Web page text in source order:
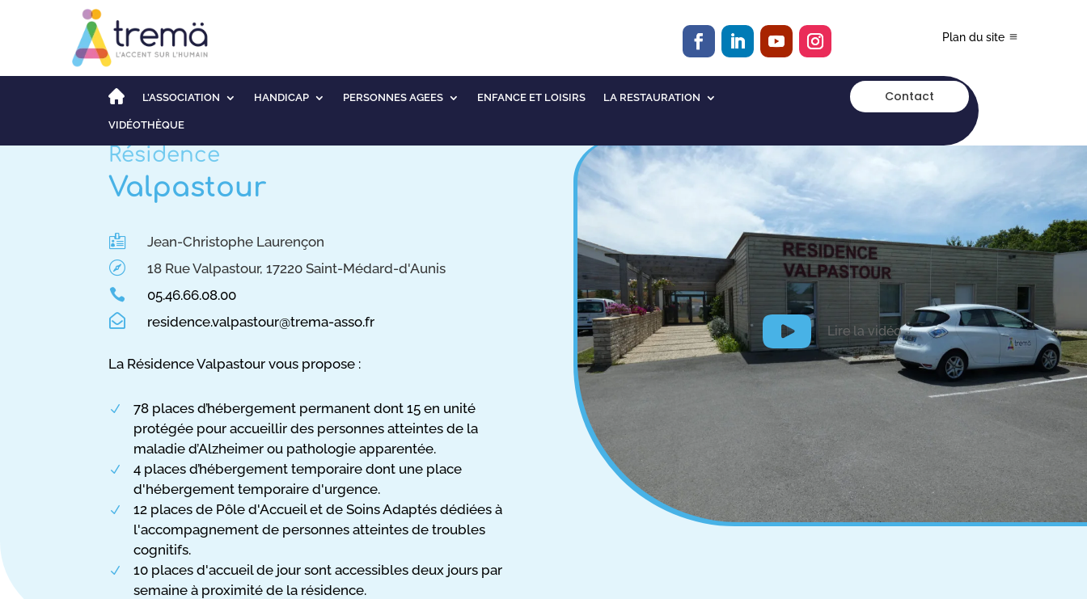
Plan du site
L’ASSOCIATION HANDICAP PERSONNES AGEES ENFANCE ET LOISIRS LA RESTAURATION
VIDÉOTHÈQUE
Contact
Résidence
Valpastour

Jean-Christophe Laurençon

18 Rue Valpastour, 17220 Saint-Médard-d'Aunis

05.46.66.08.00
 residence.valpastour@trema-asso.fr
La Résidence Valpastour vous propose :
N
78 places d’hébergement permanent dont 15 en unité
protégée pour accueillir des personnes atteintes de la
maladie d’Alzheimer ou pathologie apparentée.
N
4 places d’hébergement temporaire dont une place
d'hébergement temporaire d'urgence.
N
12 places de Pôle d'Accueil et de Soins Adaptés dédiées à
l'accompagnement de personnes atteintes de troubles
cognitifs.
N
10 places d'accueil de jour sont accessibles deux jours par
semaine à proximité de la résidence.
Lire la vidéo